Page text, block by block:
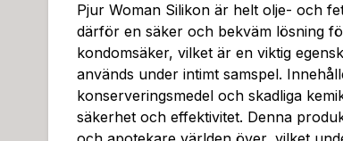
Pjur Woman Silikon är helt olje- och
därför en säker och bekväm lösning
kondomsäker, vilket är en viktig
används under intimt samspel.
konserveringsmedel och skadliga
säkerhet och effektivitet. Denna